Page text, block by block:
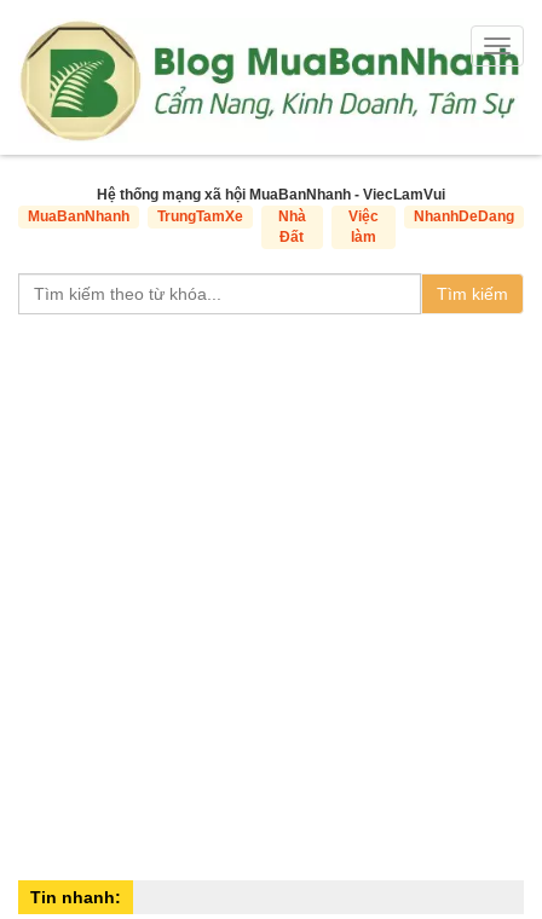
Hệ thống mạng xã hội MuaBanNhanh - ViecLamVui
MuaBanNhanh
TrungTamXe
Nhà
Đất
Việc
làm
NhanhDeDang
Tìm kiếm
Tin nhanh: